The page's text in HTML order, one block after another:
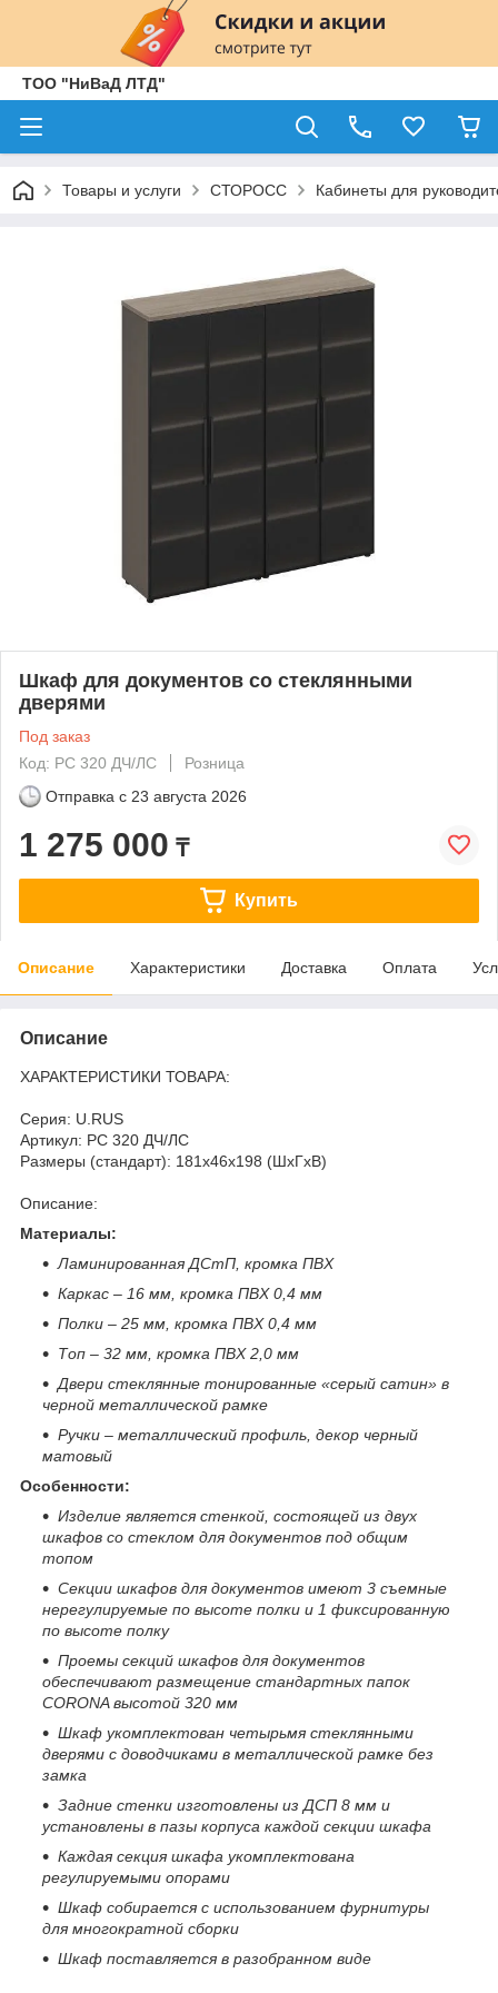
ТОО "НиВаД ЛТД"
Товары и услуги СТОРОСС Кабинеты для
Шкаф для документов со стеклянными
дверями
Под заказ
Код: РС 320 ДЧ/ЛС
Розница
Отправка с 23 августа 2026
1 275 000 ₸
Купить
Описание Характеристики Доставка Оплата
Описание
ХАРАКТЕРИСТИКИ ТОВАРА:
Серия: U.RUS
Артикул: РС 320 ДЧ/ЛС
Размеры (стандарт): 181x46x198 (ШхГхВ)
Описание:
Материалы:
Ламинированная ДСтП, кромка ПВХ
Каркас – 16 мм, кромка ПВХ 0,4 мм
Полки – 25 мм, кромка ПВХ 0,4 мм
Топ – 32 мм, кромка ПВХ 2,0 мм
Двери стеклянные тонированные «серый сатин» в
черной металлической рамке
Ручки – металлический профиль, декор черный
матовый
Особенности:
Изделие является стенкой, состоящей из двух
шкафов со стеклом для документов под общим
топом
Секции шкафов для документов имеют 3 съемные
нерегулируемые по высоте полки и 1 фиксированную
по высоте полку
Проемы секций шкафов для документов
обеспечивают размещение стандартных папок
CORONAвысотой 320 мм
Шкаф укомплектован четырьмя стеклянными
дверями с доводчиками в металлической рамке без
замка
Задние стенки изготовлены из ДСП 8 мм и
установлены в пазы корпуса каждой секции шкафа
Каждая секция шкафа укомплектована
регулируемыми опорами
Шкаф собирается с использованием фурнитуры
для многократной сборки
Шкаф поставляется в разобранном виде